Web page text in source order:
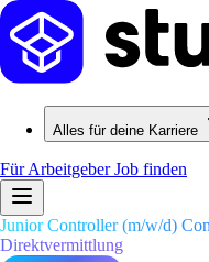
Alles für deine Karriere
Für ArbeitgeberJob finden
Junior Controller (m/w/d)
Direktvermittlung